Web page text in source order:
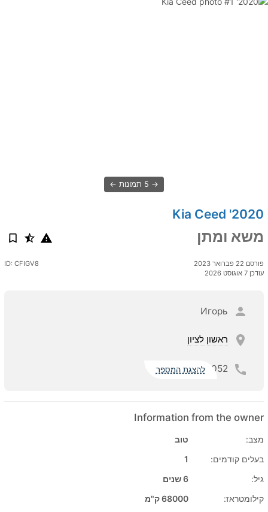
5 תמונות
2020' Kia Ceed
משא ומתן
פורסם 22 פברואר 2023
עודכן 7 אוגוסט 2026
ID: CFIGV8
Игорь
ראשון לציון
052 להצגת המספר
Information from the owner
מצב:
טוב
בעלים קודמים:
1
גיל:
6 שנים
קילומטראז:
68000 ק"מ